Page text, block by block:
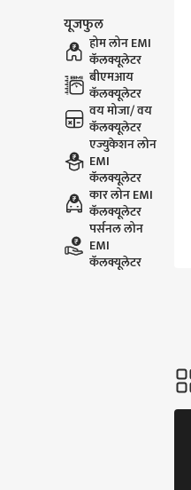
यूजफुल
होम लोन EMI
कॅलक्यूलेटर
बीएमआय
कॅलक्यूलेटर
वय मोजा/ वय
कॅलक्यूलेटर
एज्युकेशन लोन
EMI
कॅलक्यूलेटर
कार लोन EMI
कॅलक्यूलेटर
पर्सनल लोन
EMI
कॅलक्यूलेटर